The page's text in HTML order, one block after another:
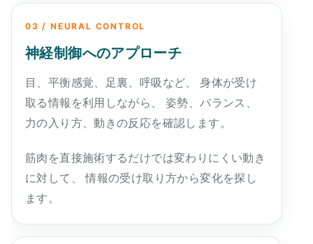
03 / NEURAL CONTROL
神経制御へのアプローチ
目、平衡感覚、足裏、呼吸など、 身体が受け
取る情報を利用しながら、 姿勢、バランス、
力の入り方、動きの反応を確認します。
筋肉を直接施術するだけでは変わりにくい動き
に対して、 情報の受け取り方から変化を探し
ます。